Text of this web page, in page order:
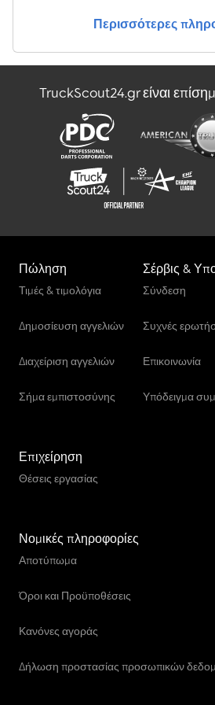
Περισσότερες
TruckScout24.gr είναι
Πώληση
Τιμές & τιμολόγια
Δημοσίευση αγγελιών
Διαχείριση αγγελιών
Σήμα εμπιστοσύνης
Σέρβις &
Σύνδεση
Συχνές
Επικοινωνία
Υπόδειγμα
Επιχείρηση
Θέσεις εργασίας
Νομικές πληροφορίες
Αποτύπωμα
Όροι και Προϋποθέσεις
Κανόνες αγοράς
Δήλωση προστασίας προσωπικών